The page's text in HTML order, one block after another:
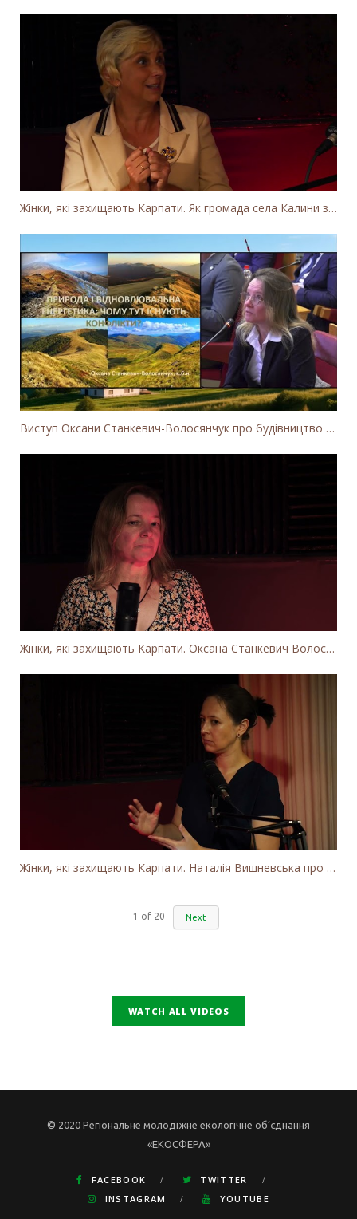
Жінки, які захищають Карпати. Як громада села Калини захищає річку Тересву від забудови МГЕС
Виступ Оксани Станкевич-Волосянчук про будівництво вітропарків у Закарпатській області
Жінки, які захищають Карпати. Оксана Станкевич Волосянчук про вітряки на високогір'ї Карпат
Жінки, які захищають Карпати. Наталія Вишневська про вітряки в Закарпатті та участь громадськості
1 of 20 Next
WATCH ALL VIDEOS
© 2020 Регіональне молодіжне екологічне об’єднання
«ЕКОСФЕРА»
FACEBOOK
TWITTER
INSTAGRAM
YOUTUBE